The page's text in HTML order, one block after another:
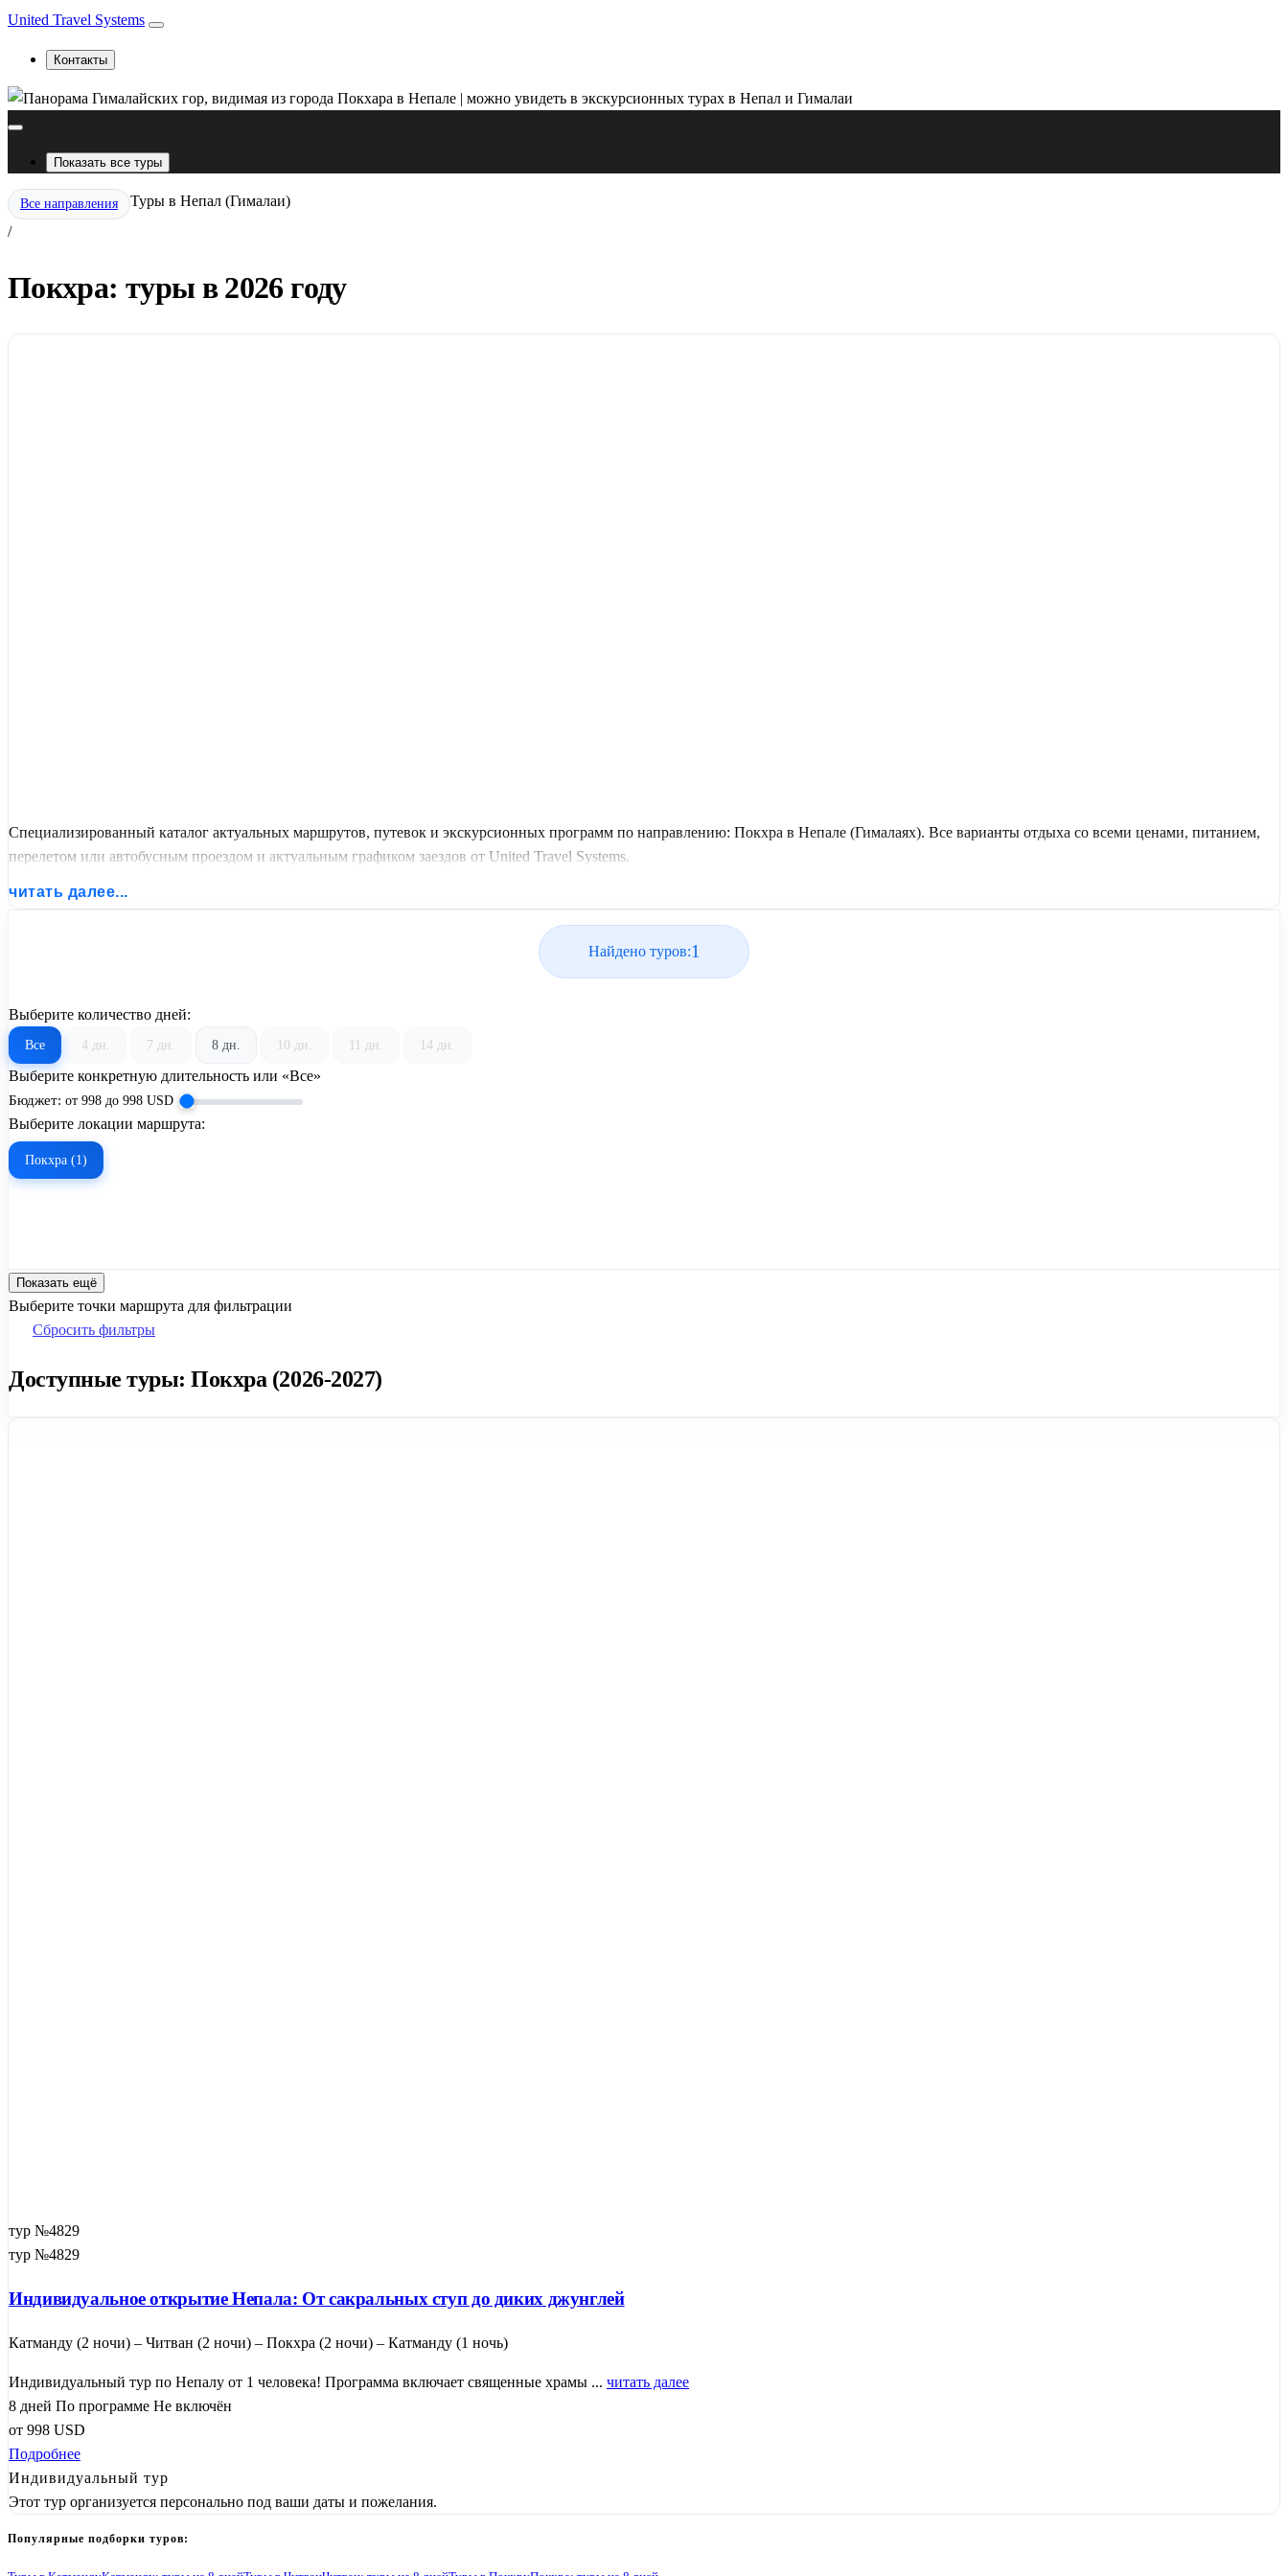
United Travel Systems
Контакты
Показать все туры
Все направления
/
Туры в Непал (Гималаи)
Покхра: туры в 2026 году
Специализированный каталог актуальных маршрутов, путевок и экскурсионных программ по направлению: Покхра в Непале (Гималаях). Все варианты отдыха со всеми ценами, питанием,
перелетом или автобусным проездом и актуальным графиком заездов от United Travel Systems.
читать далее...
Найдено туров:1
Выберите количество дней:
Все 4 дн. 7 дн. 8 дн. 10 дн. 11 дн. 14 дн.
Выберите конкретную длительность или «Все»
Бюджет: от 998 до 998 USD
Выберите локации маршрута:
Покхра (1)
Показать ещё
Выберите точки маршрута для фильтрации
Сбросить фильтры
Доступные туры: Покхра (2026-2027)
тур №4829
тур №4829
Индивидуальное открытие Непала: От сакральных ступ до диких джунглей
Катманду (2 ночи) – Читван (2 ночи) – Покхра (2 ночи) – Катманду (1 ночь)
Индивидуальный тур по Непалу от 1 человека! Программа включает священные храмы ... читать далее
8 дней По программе Не включён
от 998 USD
Подробнее
Индивидуальный тур
Этот тур организуется персонально под ваши даты и пожелания.
Популярные подборки туров: